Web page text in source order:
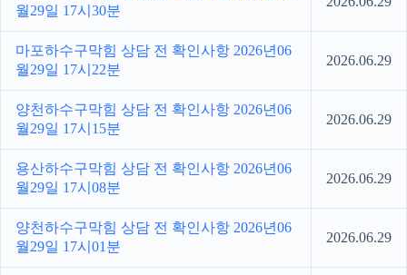
월29일 17시30분
마포하수구막힘 상담 전 확인사항 2026년06
월29일 17시22분
2026.06.29
양천하수구막힘 상담 전 확인사항 2026년06
월29일 17시15분
2026.06.29
용산하수구막힘 상담 전 확인사항 2026년06
월29일 17시08분
2026.06.29
양천하수구막힘 상담 전 확인사항 2026년06
월29일 17시01분
2026.06.29